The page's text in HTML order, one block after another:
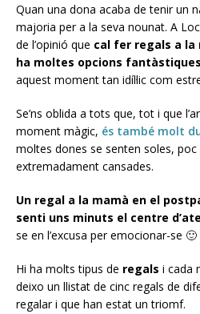
Quan una dona acaba de tenir un
majoria per a la seva nounat. A
de l’opinió que cal fer regals a la
ha moltes opcions
aquest moment tan idíl·lic com
Se’ns oblida a tots que, tot i que
moment màgic, és també molt
moltes dones se senten soles, poc
extremadament cansades.
Un regal a la mamà en el
senti uns minuts el centre
se en l’excusa per emocionar-se 🙂
Hi ha molts tipus de regals i cada
deixo un llistat de cinc regals de
regalar i que han estat un triomf.